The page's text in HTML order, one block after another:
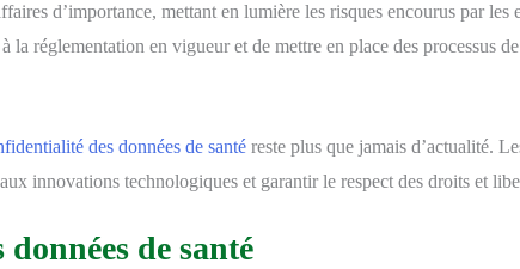
d’importance, mettant en lumière les risques encourus par
réglementation en vigueur et de mettre en place des processus
des données de santéreste plus que jamais d’actualité.
innovations technologiques et garantir le respect des droits et
de santé